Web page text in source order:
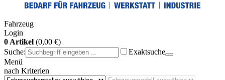
Fahrzeug
Login
0 Artikel (0,00 €)
Suche:
Exaktsuche
Menü
nach Kriterien